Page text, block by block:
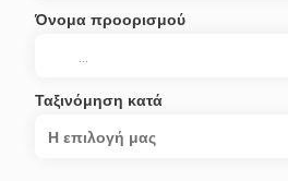
Όνομα προορισμού
Ταξινόμηση κατά
Η επιλογή μας